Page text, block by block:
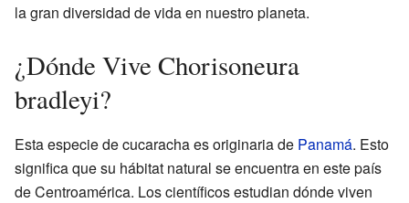
la gran diversidad de vida en nuestro planeta.
¿Dónde Vive Chorisoneura
bradleyi?
Esta especie de cucaracha es originaria de Panamá. Esto
significa que su hábitat natural se encuentra en este país
de Centroamérica. Los científicos estudian dónde viven